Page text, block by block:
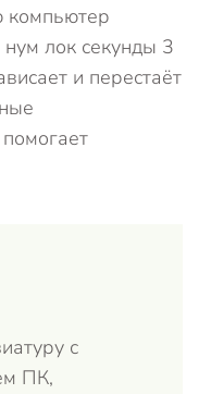
компьютер
нум лок секунды 3
и перестаёт
с
ПК,